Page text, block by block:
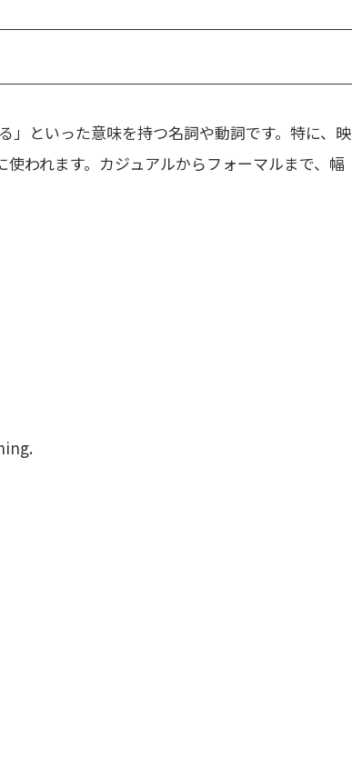
」といった意味を持つ名詞や動詞です。特に、映
われます。カジュアルからフォーマルまで、幅